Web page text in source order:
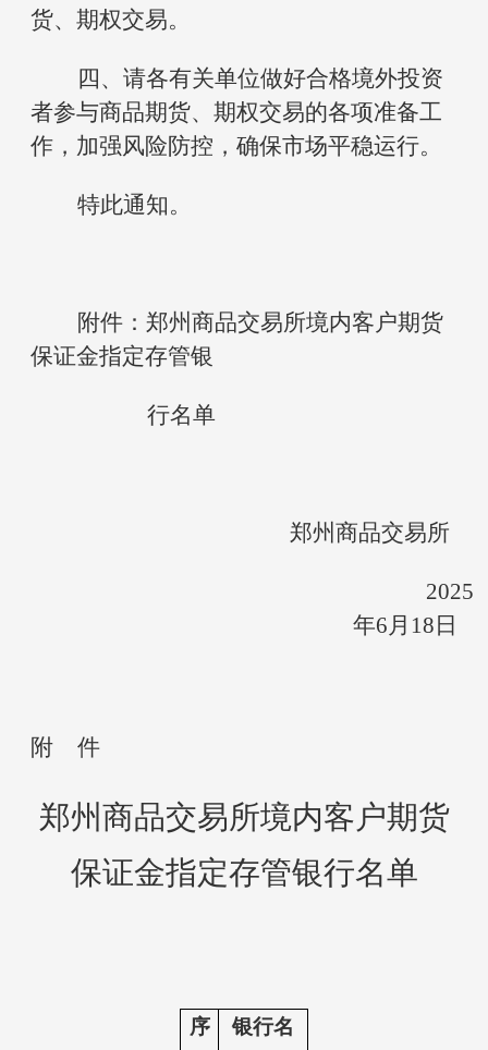
货、期权交易。
四、请各有关单位做好合格境外投资
者参与商品期货、期权交易的各项准备工
作，加强风险防控，确保市场平稳运行。
特此通知。
附件：郑州商品交易所境内客户期货
保证金指定存管银
行名单
郑州商品交易所
2025
年6月 18 日
附 件
郑州商品交易所境内客户期货
保证金指定存管银行名单
序
银行名